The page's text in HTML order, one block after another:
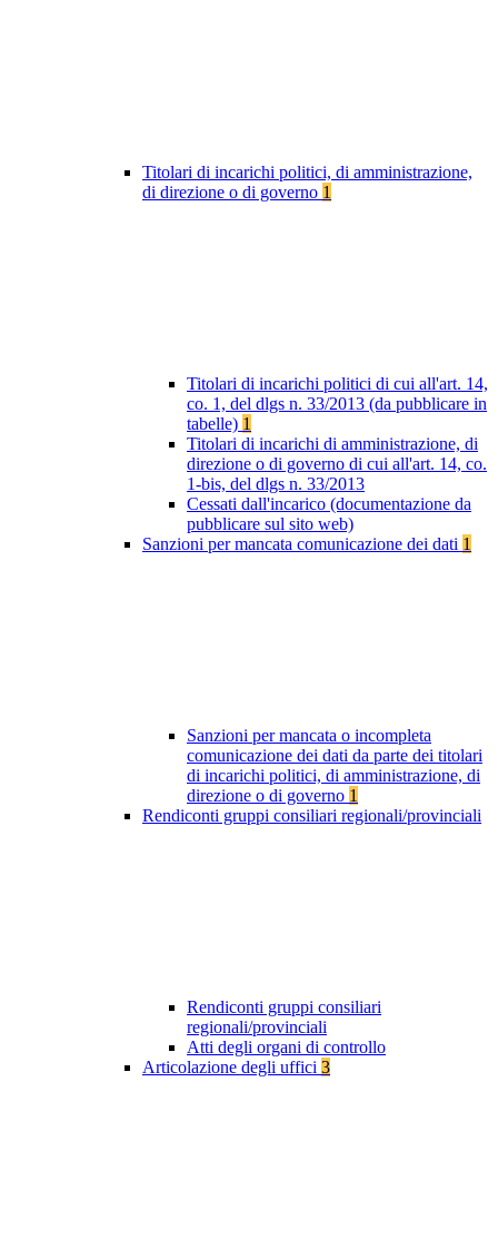
Titolari di incarichi politici, di amministrazione,
di direzione o di governo 1
Titolari di incarichi politici di cui all'art. 14,
co. 1, del dlgs n. 33/2013 (da pubblicare in
tabelle) 1
Titolari di incarichi di amministrazione, di
direzione o di governo di cui all'art. 14, co.
1-bis, del dlgs n. 33/2013
Cessati dall'incarico (documentazione da
pubblicare sul sito web)
Sanzioni per mancata comunicazione dei dati 1
Sanzioni per mancata o incompleta
comunicazione dei dati da parte dei titolari
di incarichi politici, di amministrazione, di
direzione o di governo 1
Rendiconti gruppi consiliari regionali/provinciali
Rendiconti gruppi consiliari
regionali/provinciali
Atti degli organi di controllo
Articolazione degli uffici 3